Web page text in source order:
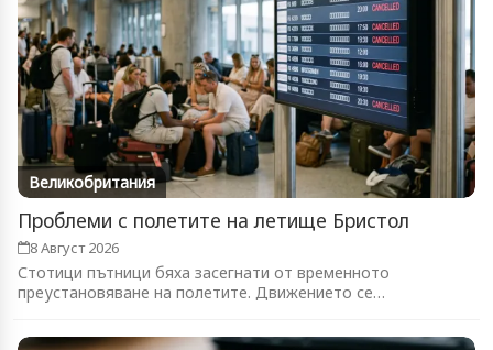
Великобритания
Проблеми с полетите на летище Бристол
8 Август 2026
Стотици пътници бяха засегнати от временното
преустановяване на полетите. Движението се